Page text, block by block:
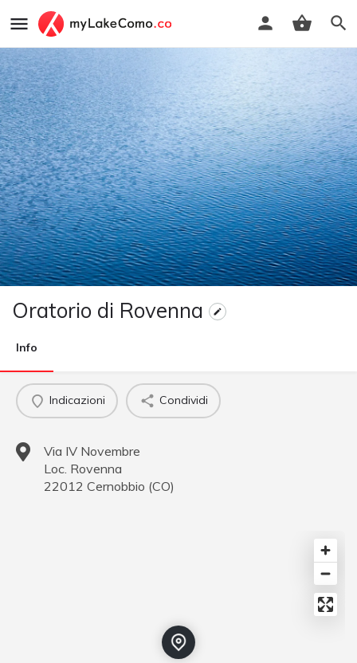
Oratorio di Rovenna
Info
Indicazioni Condividi
Via IV Novembre
Loc. Rovenna
22012 Cernobbio (CO)